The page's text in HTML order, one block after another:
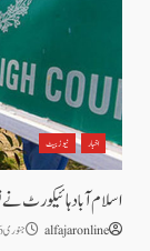
اخبار نیوز بیٹ
اسلام آباد ہائیکورٹ نے
alfajaronline جنوری 6, 2025